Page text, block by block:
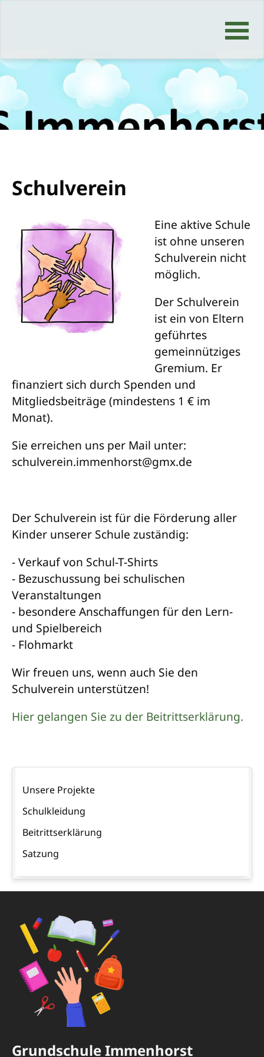
Navigation
überspringen
Schulverein
Eine aktive Schule
ist ohne unseren
Schulverein nicht
möglich.
Der Schulverein
ist ein von Eltern
geführtes
gemeinnütziges
Gremium. Er
finanziert sich durch Spenden und
Mitgliedsbeiträge (mindestens 1 € im
Monat).
Sie erreichen uns per Mail unter:
schulverein.immenhorst@gmx.de
Der Schulverein ist für die Förderung aller
Kinder unserer Schule zuständig:
- Verkauf von Schul-T-Shirts
- Bezuschussung bei schulischen
Veranstaltungen
- besondere Anschaffungen für den Lern-
und Spielbereich
- Flohmarkt
Wir freuen uns, wenn auch Sie den
Schulverein unterstützen!
Hier gelangen Sie zu der Beitrittserklärung.
überspringen
Unsere Projekte
Schulkleidung
Beitrittserklärung
Satzung
Grundschule Immenhorst